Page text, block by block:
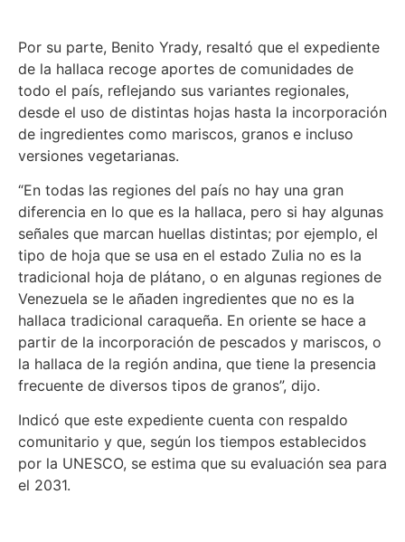
Por su parte, Benito Yrady, resaltó que el expediente
de la hallaca recoge aportes de comunidades de
todo el país, reflejando sus variantes regionales,
desde el uso de distintas hojas hasta la incorporación
de ingredientes como mariscos, granos e incluso
versiones vegetarianas.
“En todas las regiones del país no hay una gran
diferencia en lo que es la hallaca, pero si hay algunas
señales que marcan huellas distintas; por ejemplo, el
tipo de hoja que se usa en el estado Zulia no es la
tradicional hoja de plátano, o en algunas regiones de
Venezuela se le añaden ingredientes que no es la
hallaca tradicional caraqueña. En oriente se hace a
partir de la incorporación de pescados y mariscos, o
la hallaca de la región andina, que tiene la presencia
frecuente de diversos tipos de granos”, dijo.
Indicó que este expediente cuenta con respaldo
comunitario y que, según los tiempos establecidos
por la UNESCO, se estima que su evaluación sea para
el 2031.